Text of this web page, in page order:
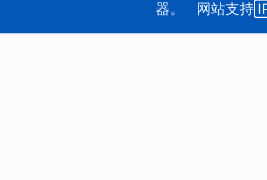
器。 网站支持